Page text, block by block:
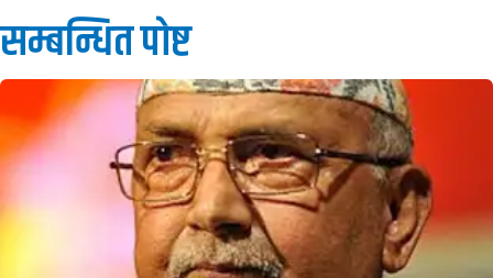
सम्बन्धित पाेष्ट